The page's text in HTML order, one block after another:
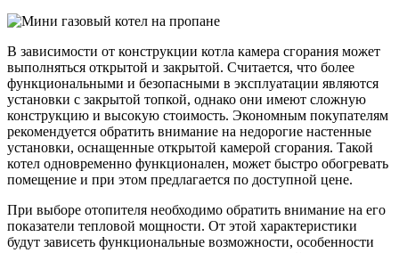
В зависимости от конструкции котла камера сгорания может
выполняться открытой и закрытой. Считается, что более
функциональными и безопасными в эксплуатации являются
установки с закрытой топкой, однако они имеют сложную
конструкцию и высокую стоимость. Экономным покупателям
рекомендуется обратить внимание на недорогие настенные
установки, оснащенные открытой камерой сгорания. Такой
котел одновременно функционален, может быстро обогревать
помещение и при этом предлагается по доступной цене.
При выборе отопителя необходимо обратить внимание на его
показатели тепловой мощности. От этой характеристики
будут зависеть функциональные возможности, особенности